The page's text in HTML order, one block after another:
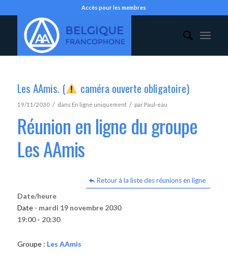
Accès pour les membres
Les AAmis. ( caméra ouverte obligatoire)
19/11/2030 / dans En ligne uniquement / par Paul-eau
Réunion en ligne du groupe
Les AAmis
Retour à la liste des réunions en ligne
Date/heure
Date - mardi 19 novembre 2030
19:00 - 20:30
Groupe : Les AAmis